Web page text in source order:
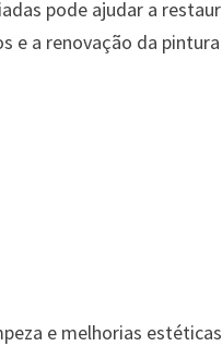
pode ajudar a
e a renovação da
e melhorias